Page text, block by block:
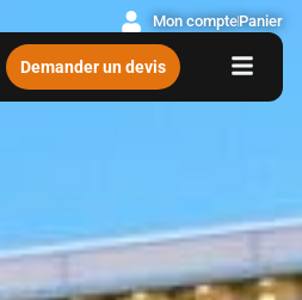
Mon comptePanier
Demander un devis